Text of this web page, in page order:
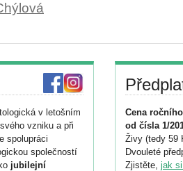
v letošním
vzniku a při
spolupráci
společností
jubilejní
Cena
od čísla 1/
Živy (tedy 59
Dvouleté
Zjistěte, jak